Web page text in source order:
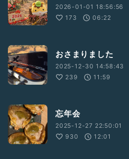
2026-01-01 18:56:56
173
06:22
おさまりました
2025-12-30 14:58:43
239
11:59
忘年会
2025-12-27 22:50:01
930
12:01